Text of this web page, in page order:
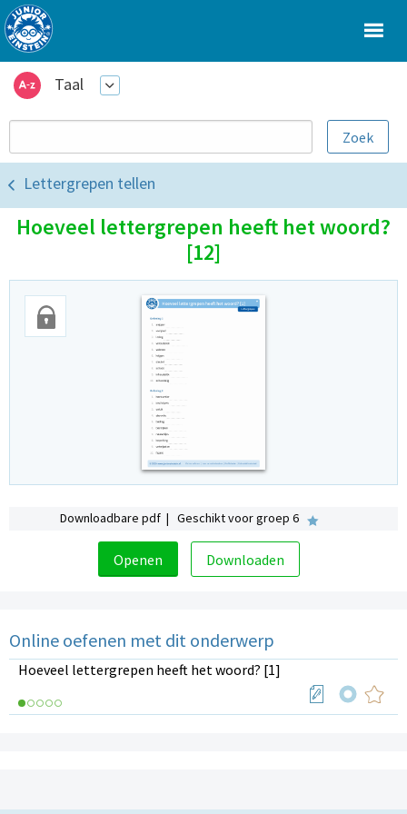
Taal
Lettergrepen tellen
Hoeveel lettergrepen heeft het woord?
[12]
Downloadbare pdf | Geschikt voor groep 6
Openen Downloaden
Online oefenen met dit onderwerp
Hoeveel lettergrepen heeft het woord? [1]